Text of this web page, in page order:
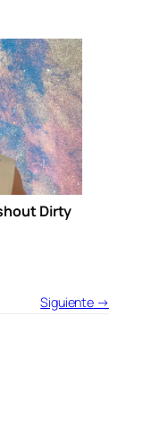
Dirty
Siguiente →